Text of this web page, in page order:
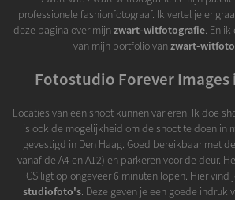
professionele fashionfotograaf. Ik vertel je er
deze pagina over mijnzwart-witfotografie. En ik
van mijn portfolio vanzwart-
Fotostudio Forever Images
Locaties van een shoot kunnen variëren. Ik doe
is ook de mogelijkheid om de shoot te doen in
gevestigd in Den Haag. Goed bereikbaar met
vanaf de A4 en A12) en parkeren voor de deur.
CS ligt op ongeveer 6 minuten lopen. Hier vind
studiofoto's. Deze geven je een goede indruk